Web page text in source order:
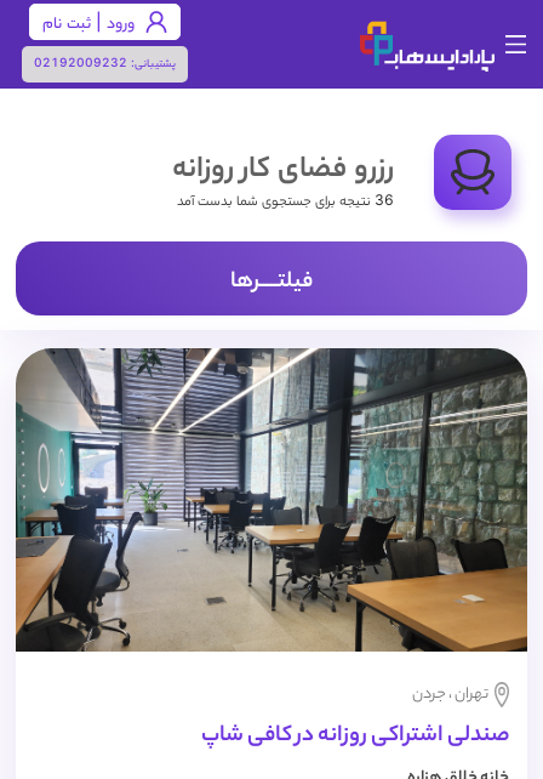
پشتیبانی: 02192009232
ورود | ثبت نام
رزرو فضای کار روزانه
36 نتیجه برای جستجوی شما بدست آمد
فیلتـــــرها
تهران ، جردن
صندلی اشتراکی روزانه در کافی شاپ